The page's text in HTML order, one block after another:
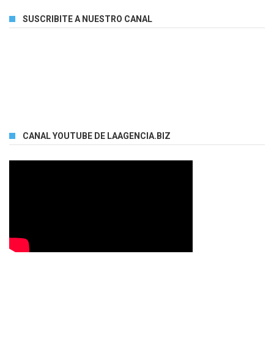
SUSCRIBITE A NUESTRO CANAL
CANAL YOUTUBE DE LAAGENCIA.BIZ